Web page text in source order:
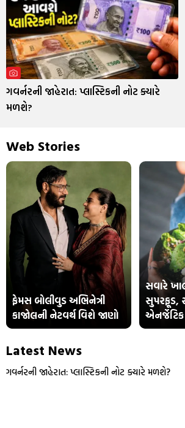
ગવર્નરની જાહેરાત: પ્લાસ્ટિકની નોટ ક્યારે
મળશે?
Web Stories
ફેમસ બોલીવુડ અભિનેત્રી
કાજોલની નેટવર્થ વિશે જાણો
સવારે
સુપરફૂડ,
Latest News
ગવર્નરની જાહેરાત: પ્લાસ્ટિકની નોટ ક્યારે મળશે?